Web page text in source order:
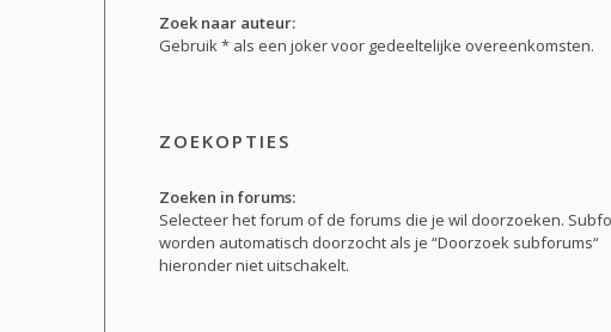
Zoek naar auteur:
Gebruik * als een joker voor gedeeltelijke overeenkomsten.
ZOEKOPTIES
Zoeken in forums:
Selecteer het forum of de forums die je wil doorzoeken.
worden automatisch doorzocht als je “Doorzoek subforums“
hieronder niet uitschakelt.